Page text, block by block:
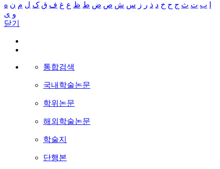
ب ت ث ج ح خ د ذ ر ز س ش ص ض ط ظ ع غ ف ق ک ل م ن ه
و ی
닫기
통합검색
국내학술논문
학위논문
해외학술논문
학술지
단행본